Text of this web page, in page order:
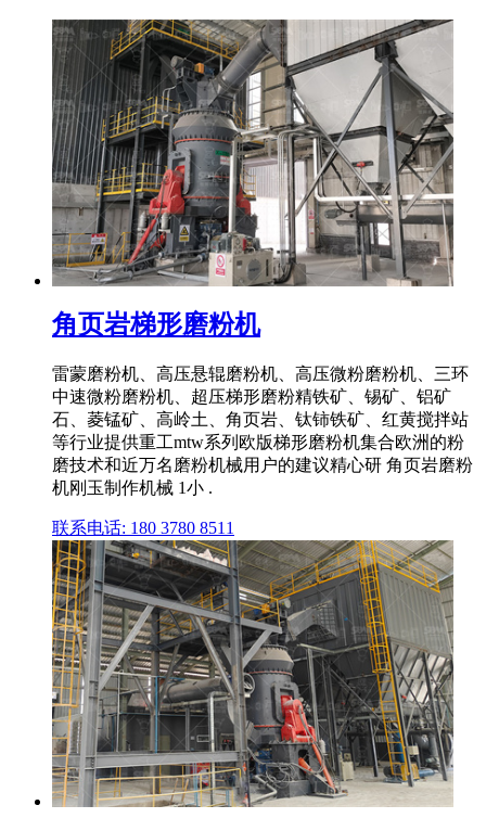
角页岩梯形磨粉机
雷蒙磨粉机、高压悬辊磨粉机、高压微粉磨粉机、三环
中速微粉磨粉机、超压梯形磨粉精铁矿、锡矿、铝矿
石、菱锰矿、高岭土、角页岩、钛铈铁矿、红黄搅拌站
等行业提供重工mtw系列欧版梯形磨粉机集合欧洲的粉
磨技术和近万名磨粉机械用户的建议精心研 角页岩磨粉
机刚玉制作机械 1小 .
联系电话: 180 3780 8511